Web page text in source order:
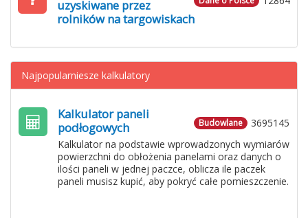
uzyskiwane przez
rolników na targowiskach
Najpopularniesze kalkulatory
3695145
Budowlane
Kalkulator paneli
podłogowych
Kalkulator na podstawie wprowadzonych wymiarów
powierzchni do obłożenia panelami oraz danych o
ilości paneli w jednej paczce, oblicza ile paczek
paneli musisz kupić, aby pokryć całe pomieszczenie.